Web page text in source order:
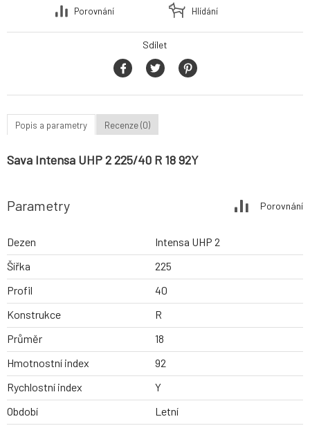
Porovnání
Hlídání
Sdílet
Popis a parametry Recenze (0)
Sava Intensa UHP 2 225/40 R 18 92Y
Parametry Porovnání
Dezen
Intensa UHP 2
Šířka
225
Profil
40
Konstrukce
R
Průměr
18
Hmotnostní index
92
Rychlostní index
Y
Období
Letní